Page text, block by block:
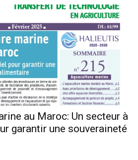
au Maroc: Un secteur à
garantir une souveraineté